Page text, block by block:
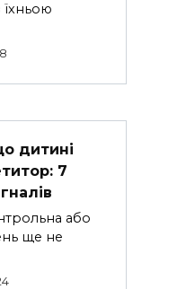
їхньою
дитині
7
або
ще не